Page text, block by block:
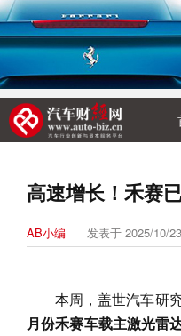
高速增长！禾赛
AB小编 发表于 2025/10/
本周，盖世汽车研
月份禾赛车载主激光雷